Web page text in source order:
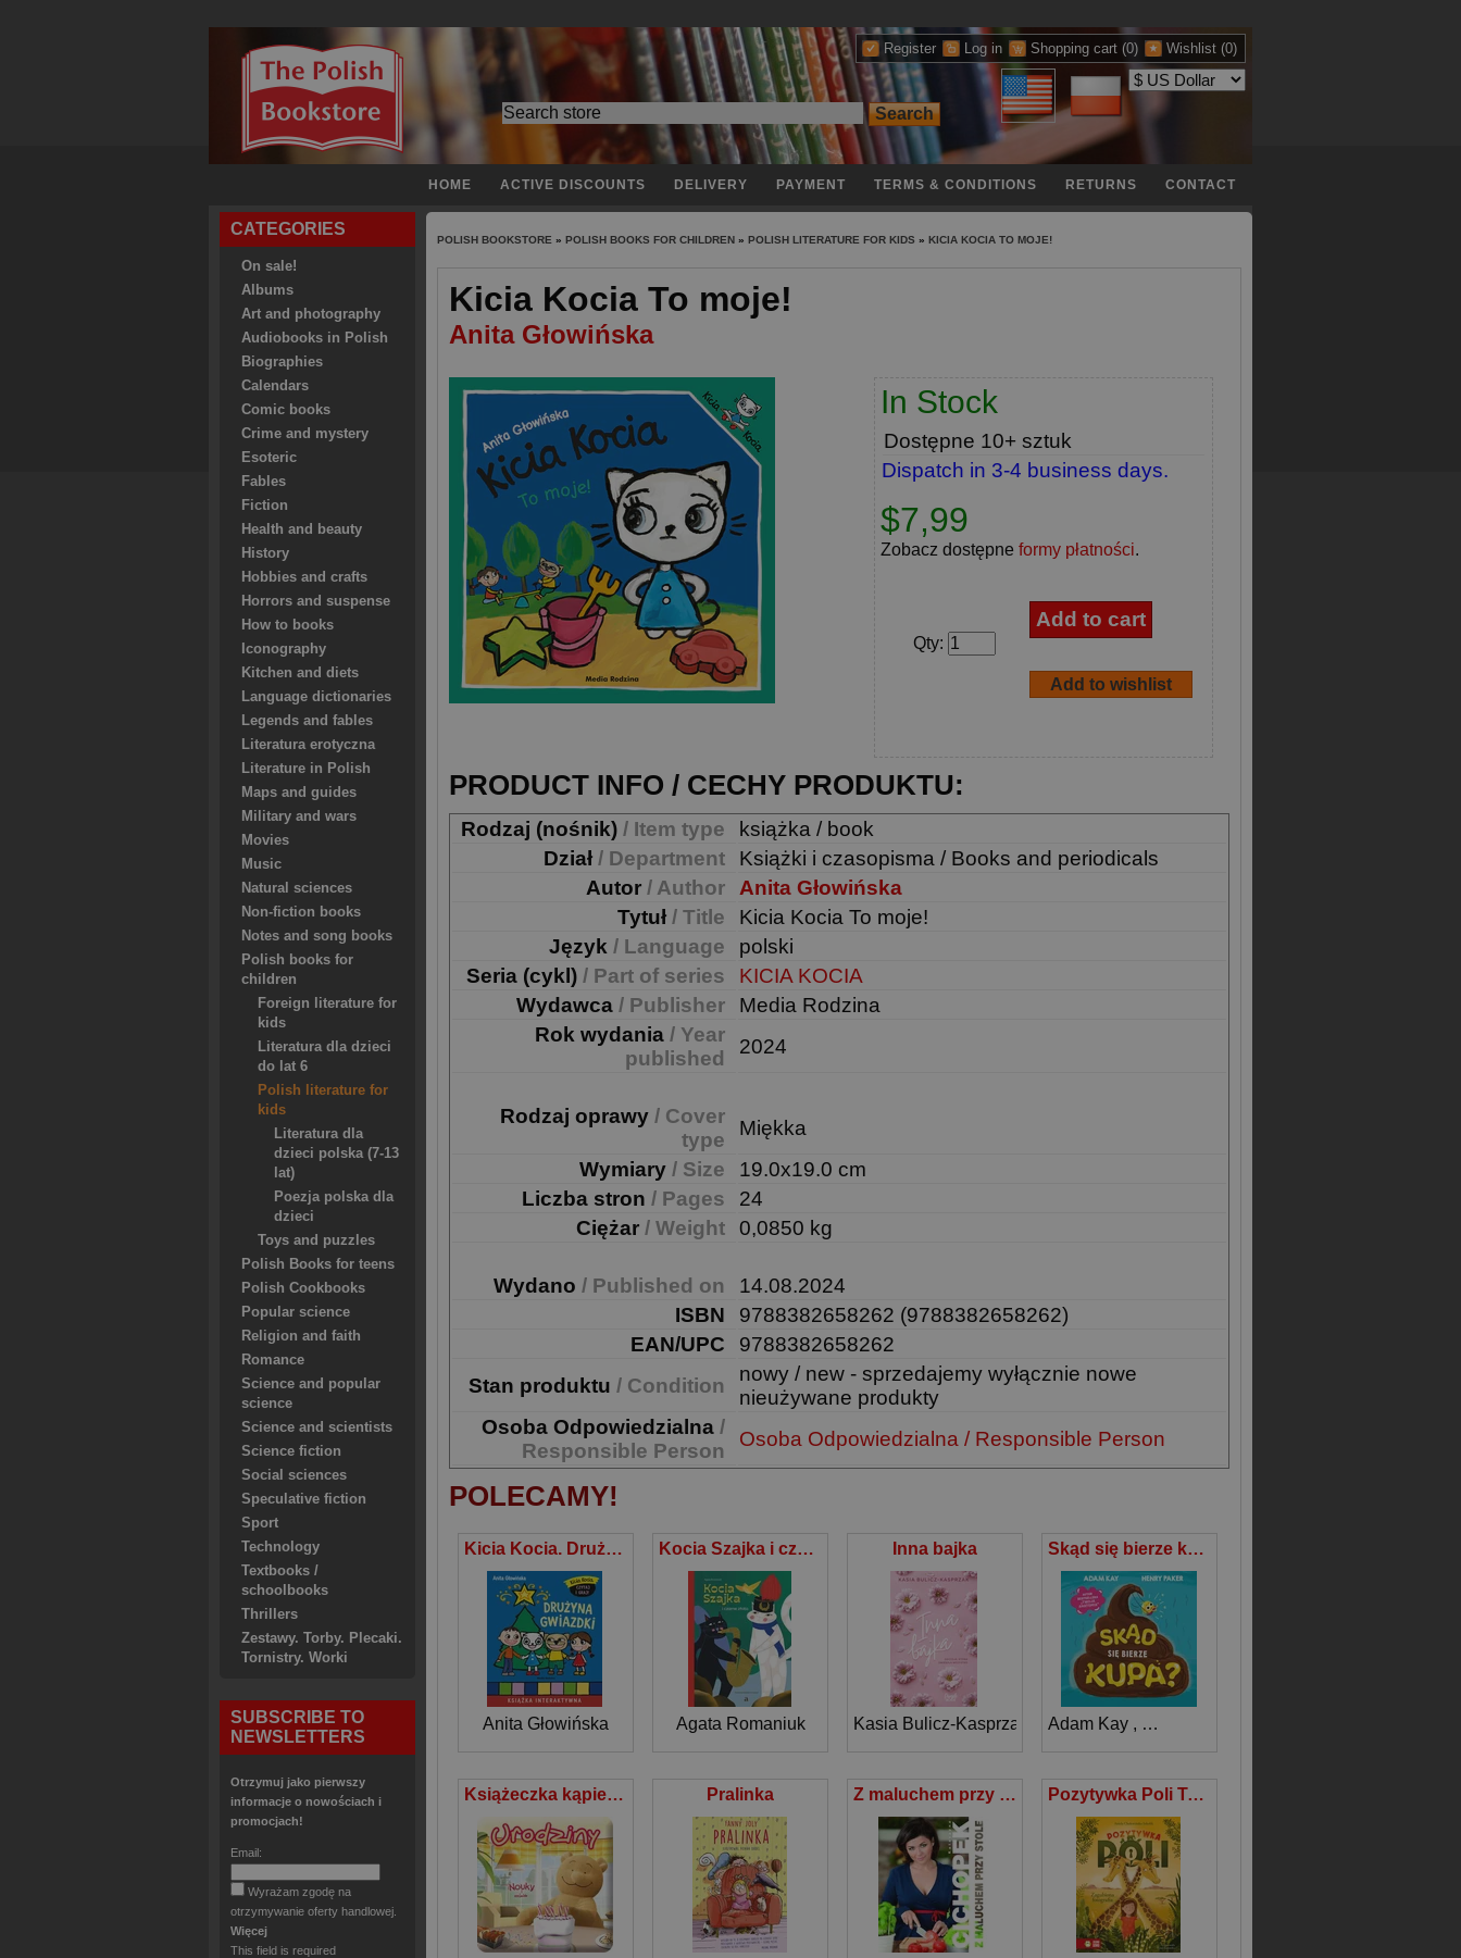
Register Log in Shopping cart (0) Wishlist (0)
HOME ACTIVE DISCOUNTS DELIVERY PAYMENT TERMS & CONDITIONS RETURNS CONTACT
CATEGORIES
On sale!
Albums
Art and photography
Audiobooks in Polish
Biographies
Calendars
Comic books
Crime and mystery
Esoteric
Fables
Fiction
Health and beauty
History
Hobbies and crafts
Horrors and suspense
How to books
Iconography
Kitchen and diets
Language dictionaries
Legends and fables
Literatura erotyczna
Literature in Polish
Maps and guides
Military and wars
Movies
Music
Natural sciences
Non-fiction books
Notes and song books
Polish books for
children
Foreign literature for
kids
Literatura dla dzieci
do lat 6
Polish literature for
kids
Literatura dla
dzieci polska (7-13
lat)
Poezja polska dla
dzieci
Toys and puzzles
Polish Books for teens
Polish Cookbooks
Popular science
Religion and faith
Romance
Science and popular
science
Science and scientists
Science fiction
Social sciences
Speculative fiction
Sport
Technology
Textbooks /
schoolbooks
Thrillers
Zestawy. Torby. Plecaki.
Tornistry. Worki
SUBSCRIBE TO
NEWSLETTERS
Otrzymuj jako pierwszy
informacje o nowościach i
promocjach!
Email:
Wyrażam zgodę na
otrzymywanie oferty handlowej.
Więcej
This field is required
POLISH BOOKSTORE » POLISH BOOKS FOR CHILDREN » POLISH LITERATURE FOR KIDS » KICIA KOCIA TO MOJE!
Kicia Kocia To moje!
Anita Głowińska
In Stock
Dostępne 10+ sztuk
Dispatch in 3-4 business days.
$7,99
Zobacz dostępne formy płatności.
Qty:
PRODUCT INFO / CECHY PRODUKTU:
Rodzaj (nośnik) / Item type
książka / book
Dział / Department
Książki i czasopisma / Books and periodicals
Autor / Author
Anita Głowińska
Tytuł / Title
Kicia Kocia To moje!
Język / Language
polski
Seria (cykl) / Part of series
KICIA KOCIA
Wydawca / Publisher
Media Rodzina
Rok wydania / Year
published
2024
Rodzaj oprawy / Cover
type
Miękka
Wymiary / Size
19.0x19.0 cm
Liczba stron / Pages
24
Ciężar / Weight 0,0850 kg
Wydano / Published on
14.08.2024
ISBN
9788382658262 (9788382658262)
EAN/UPC
9788382658262
Stan produktu / Condition
nowy / new - sprzedajemy wyłącznie nowe
nieużywane produkty
Osoba Odpowiedzialna /
Responsible Person
Osoba Odpowiedzialna / Responsible Person
POLECAMY!
Kicia Kocia. Drużyna Gwiazdki
Anita Głowińska
Kocia Szajka i czarne złoto
Agata Romaniuk
Inna bajka
Kasia Bulicz-Kasprzak
Skąd się bierze kupa?
Adam Kay , Henry Paker
Książeczka kąpielowa Nouky i przyjaciele Urodziny Pralinka Z maluchem przy stole Pozytywka Poli Tom 1 Zagubiona fotografia